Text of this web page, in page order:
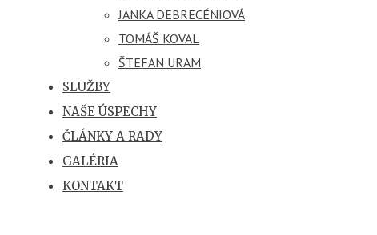
JANKA DEBRECÉNIOVÁ
TOMÁŠ KOVAL
ŠTEFAN URAM
SLUŽBY
NAŠE ÚSPECHY
ČLÁNKY A RADY
GALÉRIA
KONTAKT